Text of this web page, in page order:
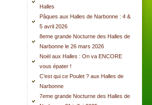
Halles
Pâques aux Halles de Narbonne : 4 &
5 avril 2026
8eme grande Nocturne des Halles de
Narbonne le 26 mars 2026
Noël aux Halles : On va ENCORE
vous épater !
C’est qui ce Poulet ? aux Halles de
Narbonne
7eme grande Nocturne des Halles de